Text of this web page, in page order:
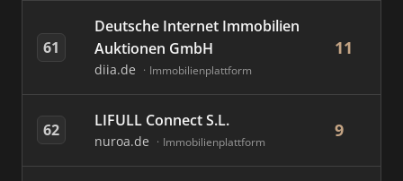
61
Deutsche Internet Immobilien
Auktionen GmbH
diia.de Immobilienplattform
11
62 LIFULL Connect S.L.
nuroa.de Immobilienplattform
9